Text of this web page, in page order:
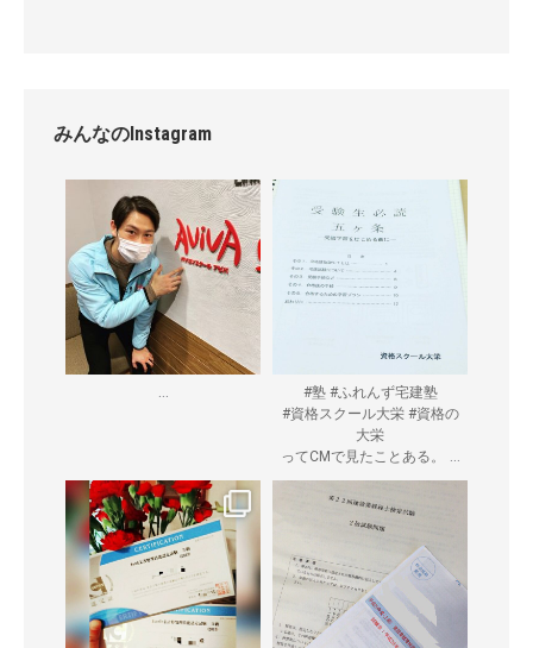
みんなのInstagram
...
#塾 #ふれんず宅建塾
#資格スクール大栄 #資格の
大栄
ってCMで見たことある。
...